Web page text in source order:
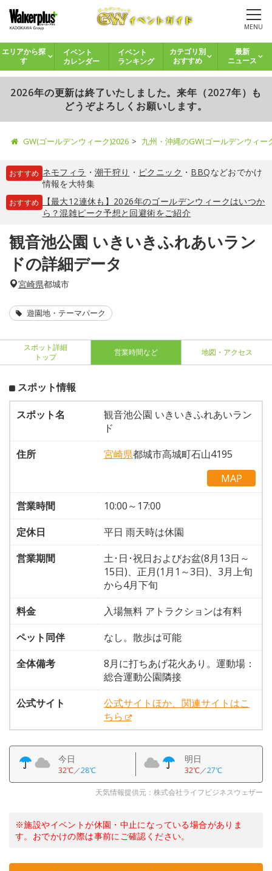
MENU
エリアから探
す
イベント
カレンダー
イベント
ランキング
カテゴリ別
おすすめ
最新
ニュース
2026年の更新は終了いたしました。来年（2027年）も
どうぞよろしくお願いします。
GW(ゴールデンウィーク)2026 九州・沖縄のGW(ゴールデンウィ
おすすめ ネモフィラ ・ 潮干狩り ・ ピクニック ・ BBQなどおでかけ
情報を大特集
おすすめ
【最大12連休も】2026年のゴールデンウィークはいつか
ら？混雑ピーク予想と回避術をご紹介
観音池公園 いきいきふれあいラン
ドの詳細データ
宮崎県都城市
遊園地・テーマパーク
スポット詳細
トップ
営業時間など 地図・アクセス
スポット情報
スポット名
観音池公園 いきいきふれあいラン
ド
住所
宮崎県都城市高城町石山4195
MAP
営業時間
10:00～17:00
定休日
平日 雨天時は休園
営業期間
土･日･祝日およびお盆(8月13日～
15日)、正月(1月1～3日)、3月上旬
から4月下旬
料金
入場無料 アトラクションは有料
ペット同伴
なし。散歩は可能
全体備考
8月に打ちあげ花火あり。運動場：
総合運動公園隣接
公式サイト
公式サイトほか、関連サイトはこ
ちら
今日
32℃／28℃
明日
32℃／27℃
天気情報提供元：株式会社ライフビジネスウェザー
※施設やイベントが休園・中止になっている場合がありま
す。おでかけの際は事前にご確認ください。